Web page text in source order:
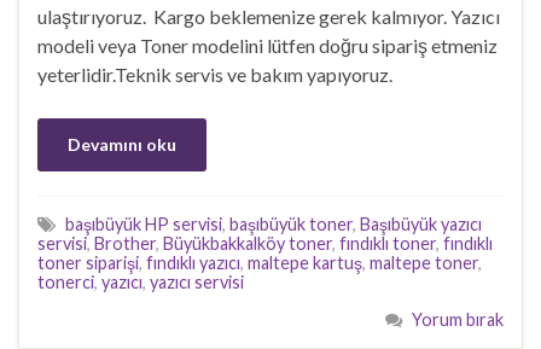
ulaştırıyoruz. Kargo beklemenize gerek kalmıyor. Yazıcı
modeli veya Toner modelini lütfen doğru sipariş etmeniz
yeterlidir.Teknik servis ve bakım yapıyoruz.
Devamını oku
başıbüyük HP servisi, başıbüyük toner, Başıbüyük yazıcı
servisi, Brother, Büyükbakkalköy toner, fındıklı toner, fındıklı
toner siparişi, fındıklı yazıcı, maltepe kartuş, maltepe toner,
tonerci, yazıcı, yazıcı servisi
Yorum bırak